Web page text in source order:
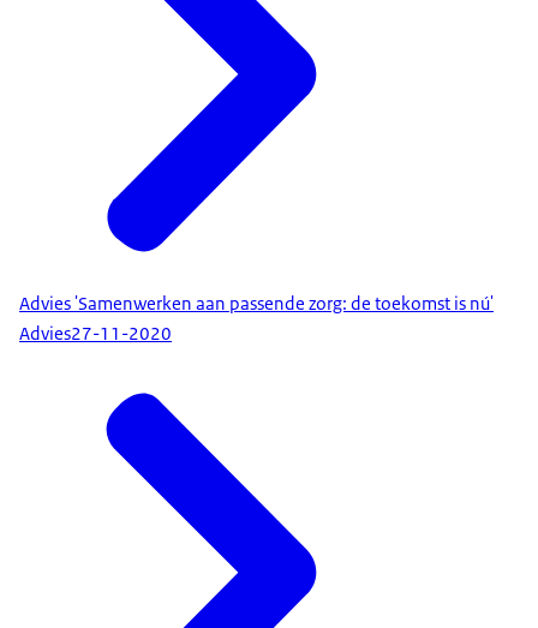
Advies 'Samenwerken aan passende zorg: de toekomst is nú'
Advies27-11-2020